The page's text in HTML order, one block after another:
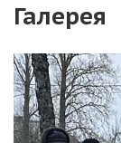
Галерея